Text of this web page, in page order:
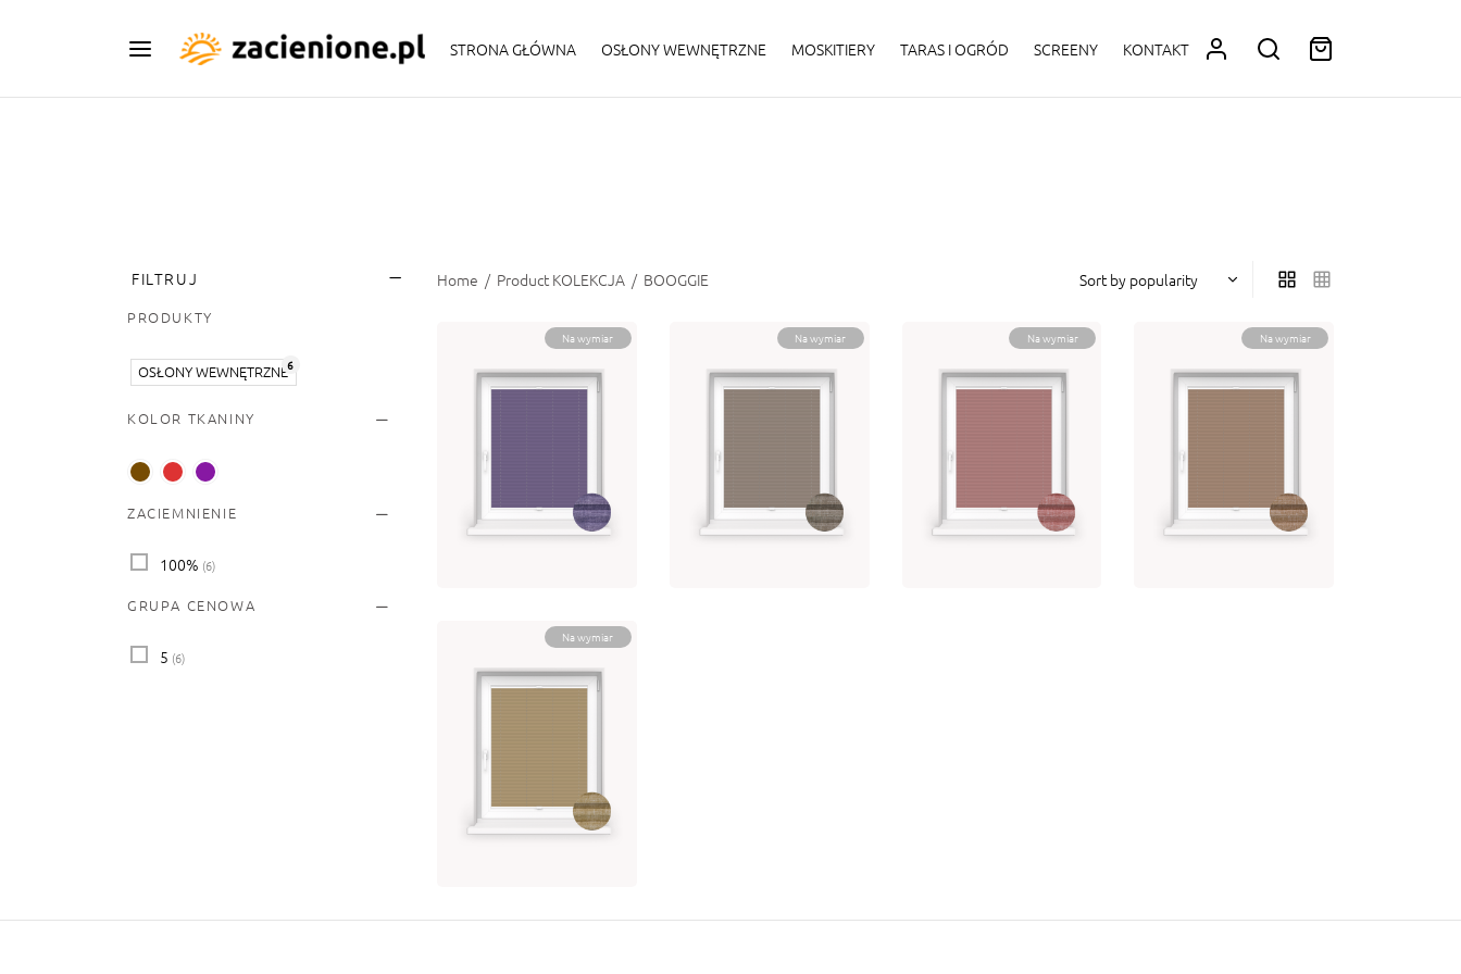
STRONA GŁÓWNA OSŁONY WEWNĘTRZNE MOSKITIERY TARAS I OGRÓD SCREENY KONTAKT
FILTRUJ
PRODUKTY
6
OSŁONY WEWNĘTRZNE
KOLOR TKANINY
ZACIEMNIENIE
100% (6)
GRUPA CENOWA
5 (6)
Home / Product KOLEKCJA / BOOGGIE
Na wymiar
od 287.82
brutto
Na wymiar
od 287.82
brutto
Na wymiar
od 287.82
brutto
Na wymiar
od 287.82
brutto
Na wymiar
od 287.82
brutto